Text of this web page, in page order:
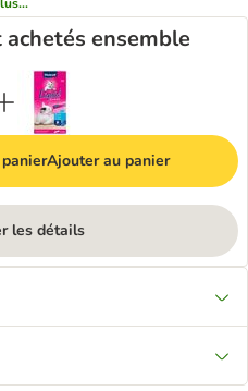
ensemble
Ajouter au panier
les détails